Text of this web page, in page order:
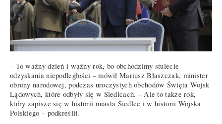
– To ważny dzień i ważny rok, bo obchodzimy stulecie
odzyskania niepodległości – mówił Mariusz Błaszczak, minister
obrony narodowej, podczas uroczystych obchodów Święta Wojsk
Lądowych, które odbyły się w Siedlcach. – Ale to także rok,
który zapisze się w historii miasta Siedlce i w historii Wojska
Polskiego – podkreślił.